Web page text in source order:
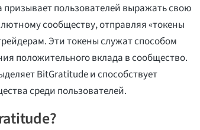
пользователей выражать свою
сообществу, отправляя «токены
Эти токены служат способом
положительного вклада в сообщество.
BitGratitude и способствует
среди пользователей.